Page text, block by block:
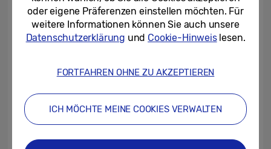
Modell bevorzugt, wählt den Bespoke AI Jet
Lite mit einer Saugleistung von bis zu 280 W.
Neben der Bespoke AI Jet-Serie bietet
an, die Modelle wie den Jet 95, 85 und
eine Vielzahl von spezialisierten
Reinigungslösungen, wie z. B. Sprühkehrer,
Reinigungsstationen und verschiedene
oder eigene Präferenzen einstellen möchten. Für
weitere Informationen können Sie auch unsere
Datenschutzerklärung und Cookie-Hinweislesen.
FORTFAHREN OHNE ZU AKZEPTIEREN
ICH MÖCHTE MEINE COOKIES VERWALTEN